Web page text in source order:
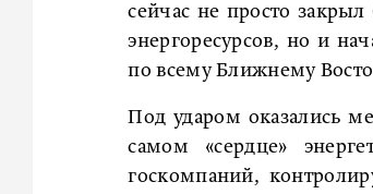
сейчас не просто
энергоресурсов, но и
по всему Ближнему
Под ударом оказались
самом «сердце»
госкомпаний,